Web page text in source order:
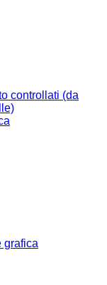
controllati (da
grafica